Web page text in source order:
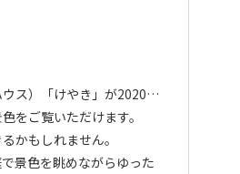
ス）「けやき」が2020年
をご覧いただけます。
かもしれません。
景色を眺めながらゆった